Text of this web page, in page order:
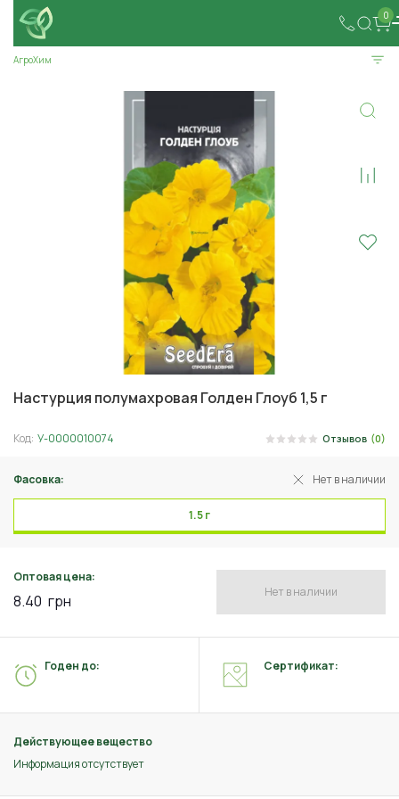
0
АгроХим
Настурция полумахровая Голден Глоуб 1,5 г
Код: У-0000010074 Отзывов (0)
Фасовка: Нет в наличии
1.5 г
Оптовая цена:
8.40 грн Нет в наличии
Действующее вещество
Информация отсутствует
Годен до: Сертификат: